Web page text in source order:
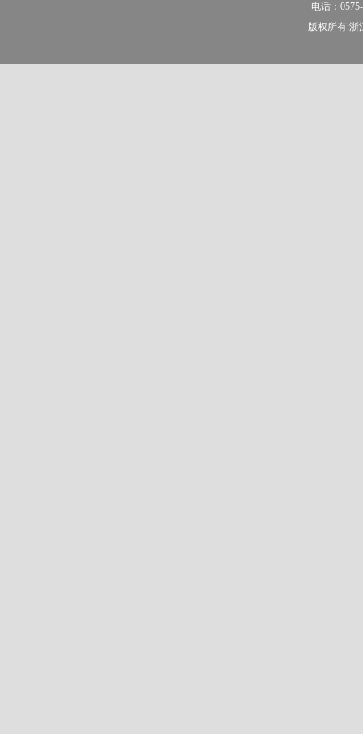
电话：
版权所有:浙